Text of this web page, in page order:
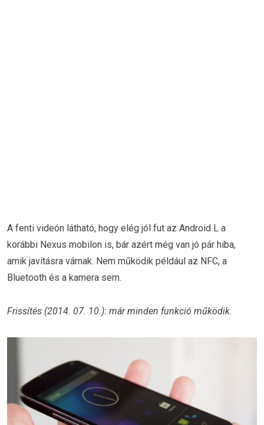
A fenti videón látható, hogy elég jól fut az Android L a
korábbi Nexus mobilon is, bár azért még van jó pár hiba,
amik javításra várnak. Nem működik például az NFC, a
Bluetooth és a kamera sem.
Frissítés (2014. 07. 10.): már minden funkció működik.